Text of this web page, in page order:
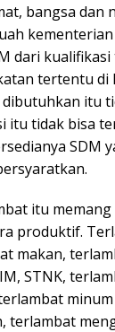
bangsa dan
dari
tertentu di
itu
itu tidak bisa
SDM
itu
produktif.
makan,
STNK,
terlambat